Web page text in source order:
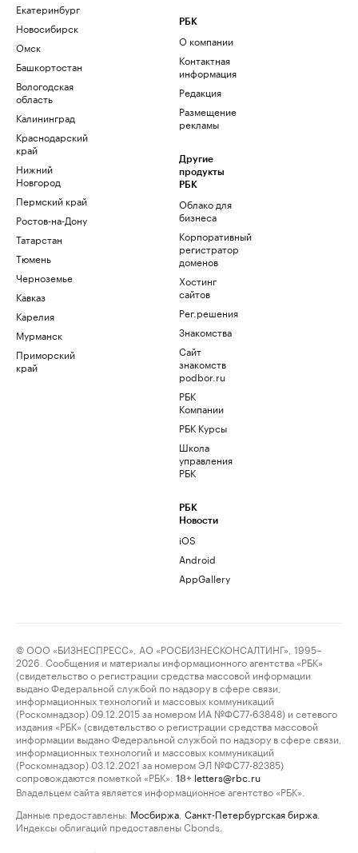
Екатеринбург
Новосибирск
Омск
Башкортостан
Вологодская
область
Калининград
Краснодарский
край
Нижний
Новгород
Пермский край
Ростов-на-Дону
Татарстан
Тюмень
Черноземье
Кавказ
Карелия
Мурманск
Приморский
край
РБК
О компании
Контактная
информация
Редакция
Размещение
рекламы
Другие
продукты
РБК
Облако для
бизнеса
Корпоративный
регистратор
доменов
Хостинг
сайтов
Рег.решения
Знакомства
Сайт
знакомств
podbor.ru
РБК
Компании
РБК Курсы
Школа
управления
РБК
РБК
Новости
iOS
Android
AppGallery
© ООО «БИЗНЕСПРЕСС», АО «РОСБИЗНЕСКОНСАЛТИНГ», 1995–
2026. Сообщения и материалы информационного агентства «РБК»
(свидетельство о регистрации средства массовой информации
выдано Федеральной службой по надзору в сфере связи,
информационных технологий и массовых коммуникаций
(Роскомнадзор) 09.12.2015 за номером ИА №ФС77-63848) и сетевого
издания «РБК» (свидетельство о регистрации средства массовой
информации выдано Федеральной службой по надзору в сфере связи,
информационных технологий и массовых коммуникаций
(Роскомнадзор) 03.12.2021 за номером ЭЛ №ФС77-82385)
сопровождаются пометкой «РБК».
18+ letters@rbc.ru
Владельцем сайта является информационное агентство «РБК».
Данные предоставлены: Мосбиржа Санкт-Петербургская биржа
Индексы облигаций предоставлены Cbonds.